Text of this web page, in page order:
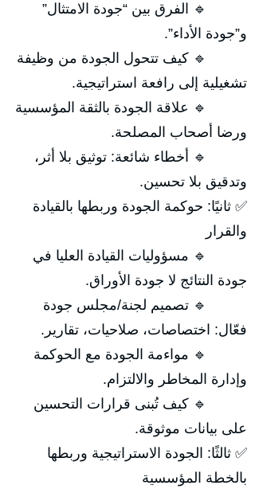
🔹 الفرق بين “جودة الامتثال”
و”جودة الأداء”.
🔹 كيف تتحول الجودة من وظيفة
تشغيلية إلى رافعة استراتيجية.
🔹 علاقة الجودة بالثقة المؤسسية
ورضا أصحاب المصلحة.
🔹 أخطاء شائعة: توثيق بلا أثر،
وتدقيق بلا تحسين.
✅ ثانيًا: حوكمة الجودة وربطها بالقيادة
والقرار
🔹 مسؤوليات القيادة العليا في
جودة النتائج لا جودة الأوراق.
🔹 تصميم لجنة/مجلس جودة
فعّال: اختصاصات، صلاحيات، تقارير.
🔹 مواءمة الجودة مع الحوكمة
وإدارة المخاطر والالتزام.
🔹 كيف تُبنى قرارات التحسين
على بيانات موثوقة.
✅ ثالثًا: الجودة الاستراتيجية وربطها
بالخطة المؤسسية